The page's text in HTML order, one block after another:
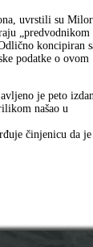
uvrstili su
„predvodnikom
koncipiran
podatke o ovom
je peto
našao u
činjenicu da